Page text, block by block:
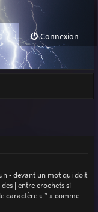
Connexion
-devant un mot qui doit
|entre crochets si
caractère « * » comme